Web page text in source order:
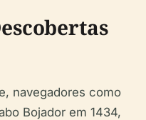
navegadores como
Bojador em 1434,